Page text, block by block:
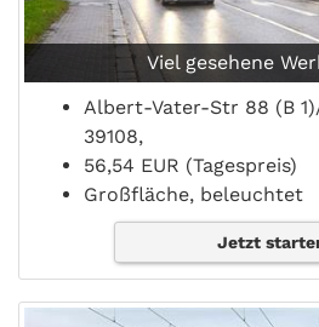
Viel gesehene
Albert-Vater-Str 88 (B
39108,
56,54 EUR (Tagespreis)
Großfläche, beleuchtet
Jetzt